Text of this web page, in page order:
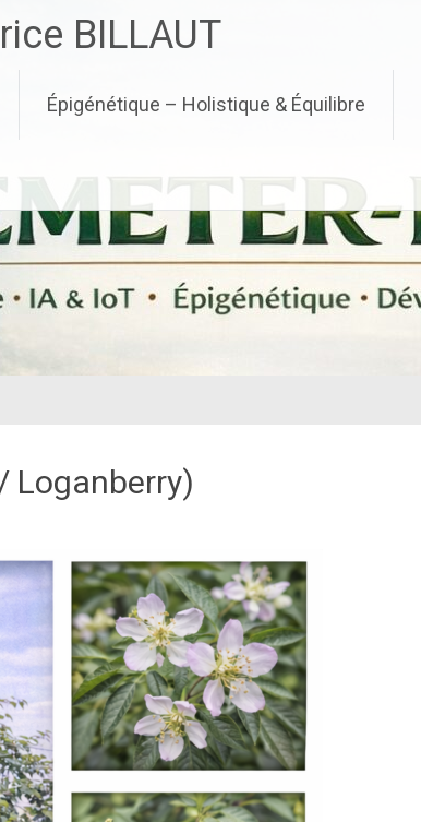
BILLAUT
Épigénétique – Holistique & Équilibre
Loganberry)